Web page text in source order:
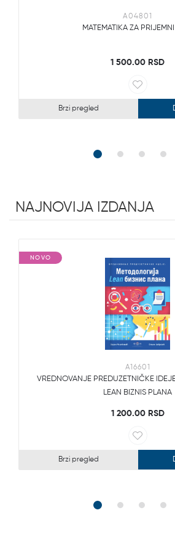
A04801
MATEMATIKA ZA
1 500.00 RSD
Brzi pregled
NAJNOVIJA IZDANJA
NOVO
A16601
VREDNOVANJE PREDUZETNIČKE
LEAN BIZNIS PLANA
1 200.00 RSD
Brzi pregled